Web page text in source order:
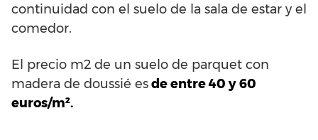
continuidad con el suelo de la sala de estar y el
comedor.
El precio m2 de un suelo de parquet con
madera de doussié esde entre 40 y 60
euros/m².